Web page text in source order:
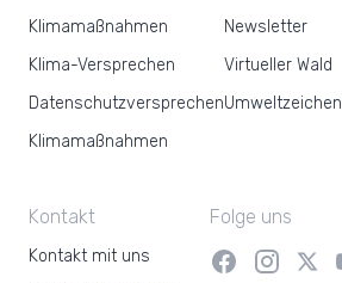
Klimamaßnahmen
Klima-Versprechen
Datenschutzversprechen
Klimamaßnahmen
Newsletter
Virtueller Wald
Umweltzeichen
Kontakt
Kontakt mit uns
Folge uns